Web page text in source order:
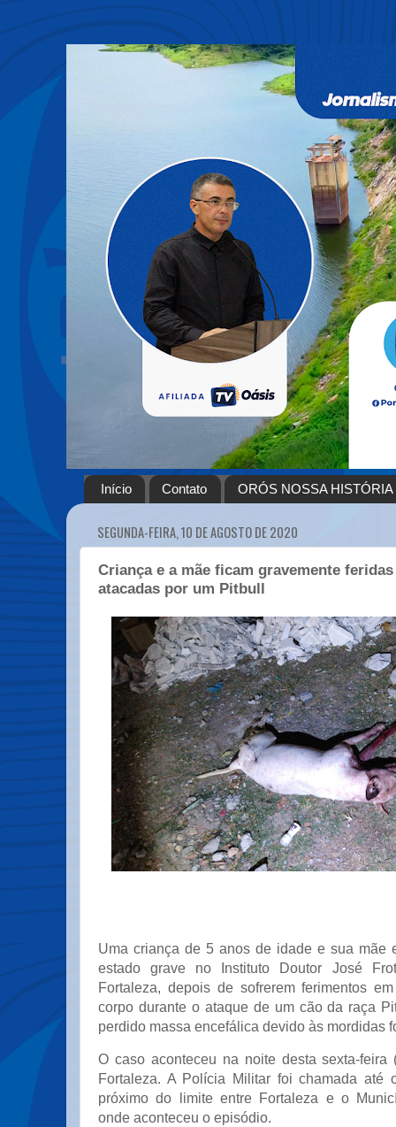
Início Contato ORÓS NOSSA HISTÓRIA
SEGUNDA-FEIRA, 10 DE AGOSTO DE 2020
Criança e a mãe ficam gravemente
atacadas por um Pitbull
Uma criança de 5 anos de idade e sua mãe
estado grave no Instituto Doutor José
Fortaleza, depois de sofrerem ferimentos
corpo durante o ataque de um cão da raça
perdido massa encefálica devido às mordidas
O caso aconteceu na noite desta sexta-
Fortaleza. A Polícia Militar foi chamada até
próximo do limite entre Fortaleza e o
onde aconteceu o episódio.